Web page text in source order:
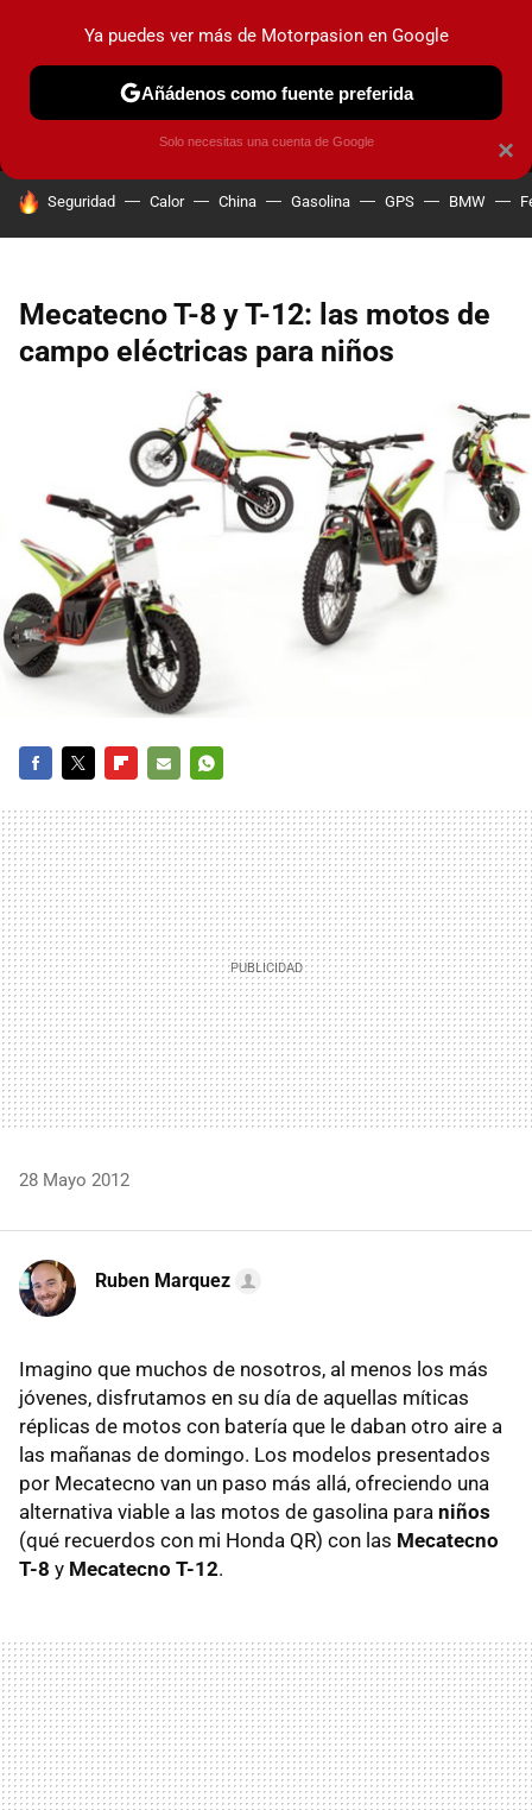
MENÚ NUEVO
COCHES ELÉCTRICOS OBSERVATORIO
HOY SE HABLA DE
Seguridad Calor China Gasolina GPS BMW
Mecatecno T-8 y T-12: las motos de
campo eléctricas para niños
MAIL
28 Mayo 2012
Ruben Marquez
Imagino que muchos de nosotros, al menos los más
jóvenes, disfrutamos en su día de aquellas míticas
réplicas de motos con batería que le daban otro aire a
las mañanas de domingo. Los modelos presentados
por Mecatecno van un paso más allá, ofreciendo una
alternativa viable a las motos de gasolina para niños
(qué recuerdos con mi Honda QR) con las Mecatecno
T-8 y Mecatecno T-12.
×
Ya puedes ver más de Motorpasion en Google
Añádenos como fuente preferida
Solo necesitas una cuenta de Google